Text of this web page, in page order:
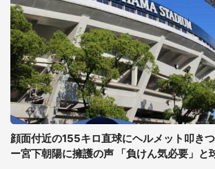
顔面付近の155キロ直球にヘルメット叩き
ー宮下朝陽に擁護の声 「負けん気必要」と